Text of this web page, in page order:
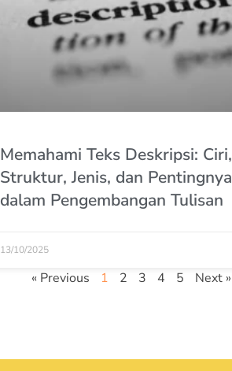
Memahami Teks Deskripsi: Ciri,
Struktur, Jenis, dan Pentingnya
dalam Pengembangan Tulisan
13/10/2025
« Previous 1 2 3 4 5 Next »